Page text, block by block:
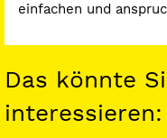
einfachen und
Das könnte
interessieren: